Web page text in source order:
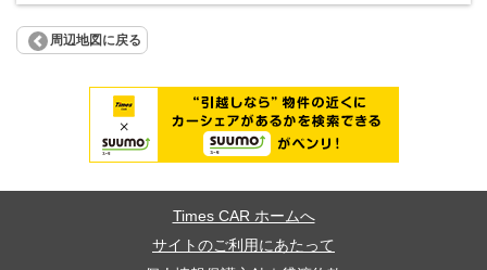
周辺地図に戻る
Times CAR ホームへ
サイトのご利用にあたって